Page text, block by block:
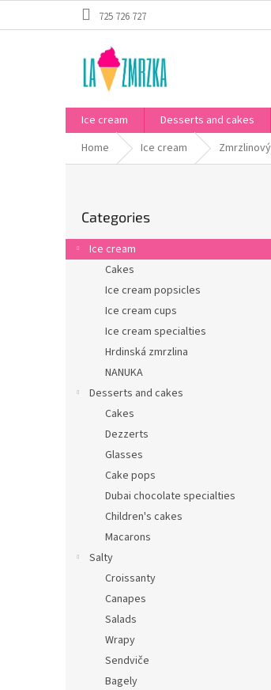
725 726 727
Ice cream Desserts and cakes
Home
Ice cream
b
a
categories
Categories
Ice cream
Cakes
Ice cream popsicles
Ice cream cups
Ice cream specialties
Hrdinská zmrzlina
NANUKA
Desserts and cakes
Cakes
Dezzerts
Glasses
Cake pops
Dubai chocolate specialties
Children's cakes
Macarons
Salty
Croissanty
Canapes
Salads
Wrapy
Sendviče
Bagely